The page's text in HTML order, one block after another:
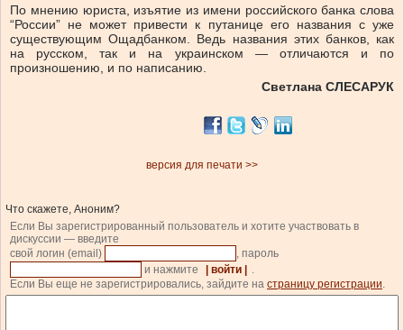
По мнению юриста, изъятие из имени российского банка слова
“России” не может привести к путанице его названия с уже
существующим Ощадбанком. Ведь названия этих банков, как
на русском, так и на украинском — отличаются и по
произношению, и по написанию.
Светлана СЛЕСАРУК
версия для печати >>
Что скажете, Аноним?
Если Вы зарегистрированный пользователь и хотите участвовать в
дискуссии — введите
свой логин (email)
, пароль
и нажмите
| войти |
.
Если Вы еще не зарегистрировались, зайдите на страницу регистрации.